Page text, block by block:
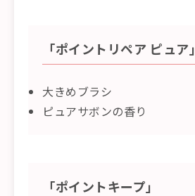
「ポイントリペア ピュア」
大きめブラシ
ピュアサボンの香り
「ポイントキープ」